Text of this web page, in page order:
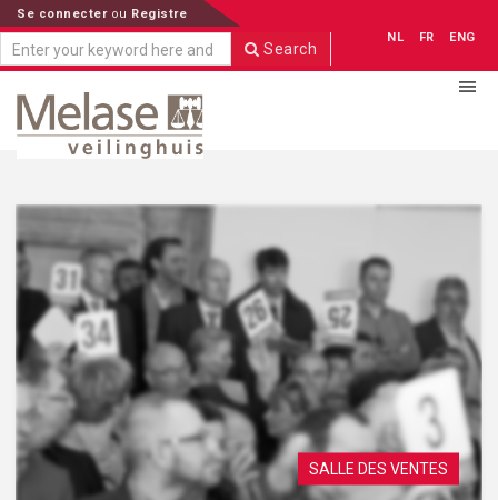
Se connecter ou Registre
Search
NL FR ENG
SALLE DES VENTES